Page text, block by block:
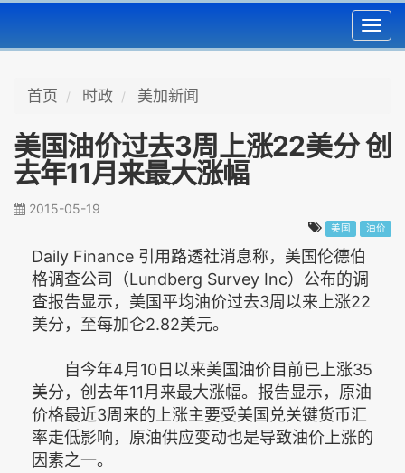
首页 时政 美加新闻
美国油价过去3周上涨22美分 创
去年11月来最大涨幅
2015-05-19
美国 油价
Daily Finance 引用路透社消息称，美国伦德伯
格调查公司（Lundberg Survey Inc）公布的调
查报告显示，美国平均油价过去3周以来上涨22
美分，至每加仑2.82美元。
自今年4月10日以来美国油价目前已上涨35
美分，创去年11月来最大涨幅。报告显示，原油
价格最近3周来的上涨主要受美国兑关键货币汇
率走低影响，原油供应变动也是导致油价上涨的
因素之一。